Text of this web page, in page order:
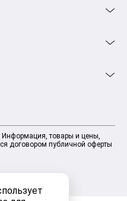
товары и цены,
договором публичной оферты